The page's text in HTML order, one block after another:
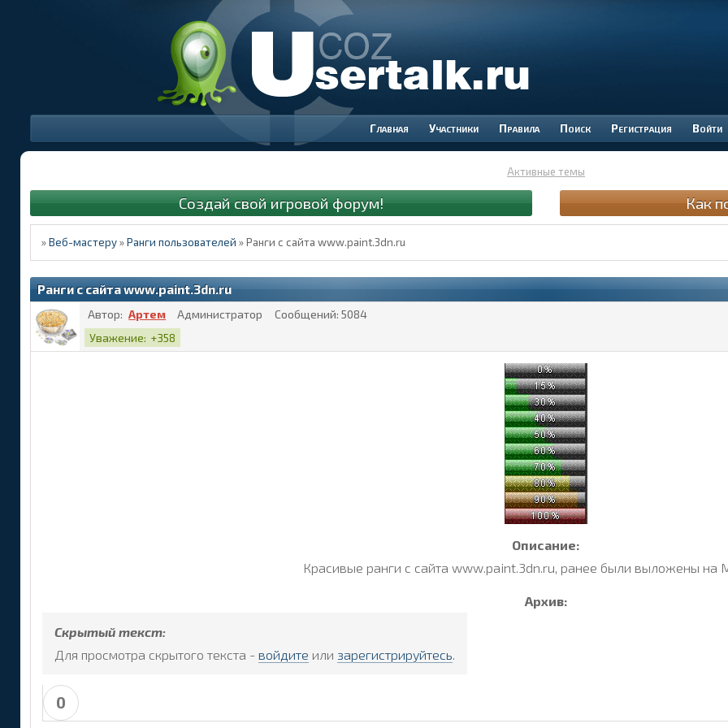
Участники Правила Поиск Регистрация Войти
Активные темы
Создай свой игровой форум! Как
»Веб-мастеру »Ранги пользователей »Ранги с сайта www.paint.3dn.ru
Ранги с сайта www.paint.3dn.ru
Автор: Артем Администратор Сообщений: 5084
Уважение: +358
Описание:
Красивые ранги с сайта www.paint.3dn.ru, ранее были выложены на
Архив:
Скрытый текст:
Для просмотра скрытого текста - войдите или зарегистрируйтесь.
0